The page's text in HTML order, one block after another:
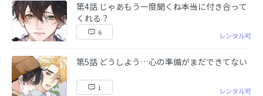
第4話 じゃあもう一度聞くね――本当に付き合って
くれる？
6 レンタル可
第5話 どうしよう…心の準備がまだできてない
1 レンタル可